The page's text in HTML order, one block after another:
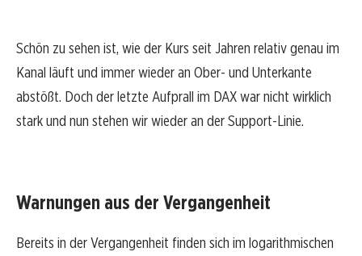
Schön zu sehen ist, wie der Kurs seit Jahren relativ genau im
Kanal läuft und immer wieder an Ober- und Unterkante
abstößt. Doch der letzte Aufprall im DAX war nicht wirklich
stark und nun stehen wir wieder an der Support-Linie.
Warnungen aus der Vergangenheit
Bereits in der Vergangenheit finden sich im logarithmischen